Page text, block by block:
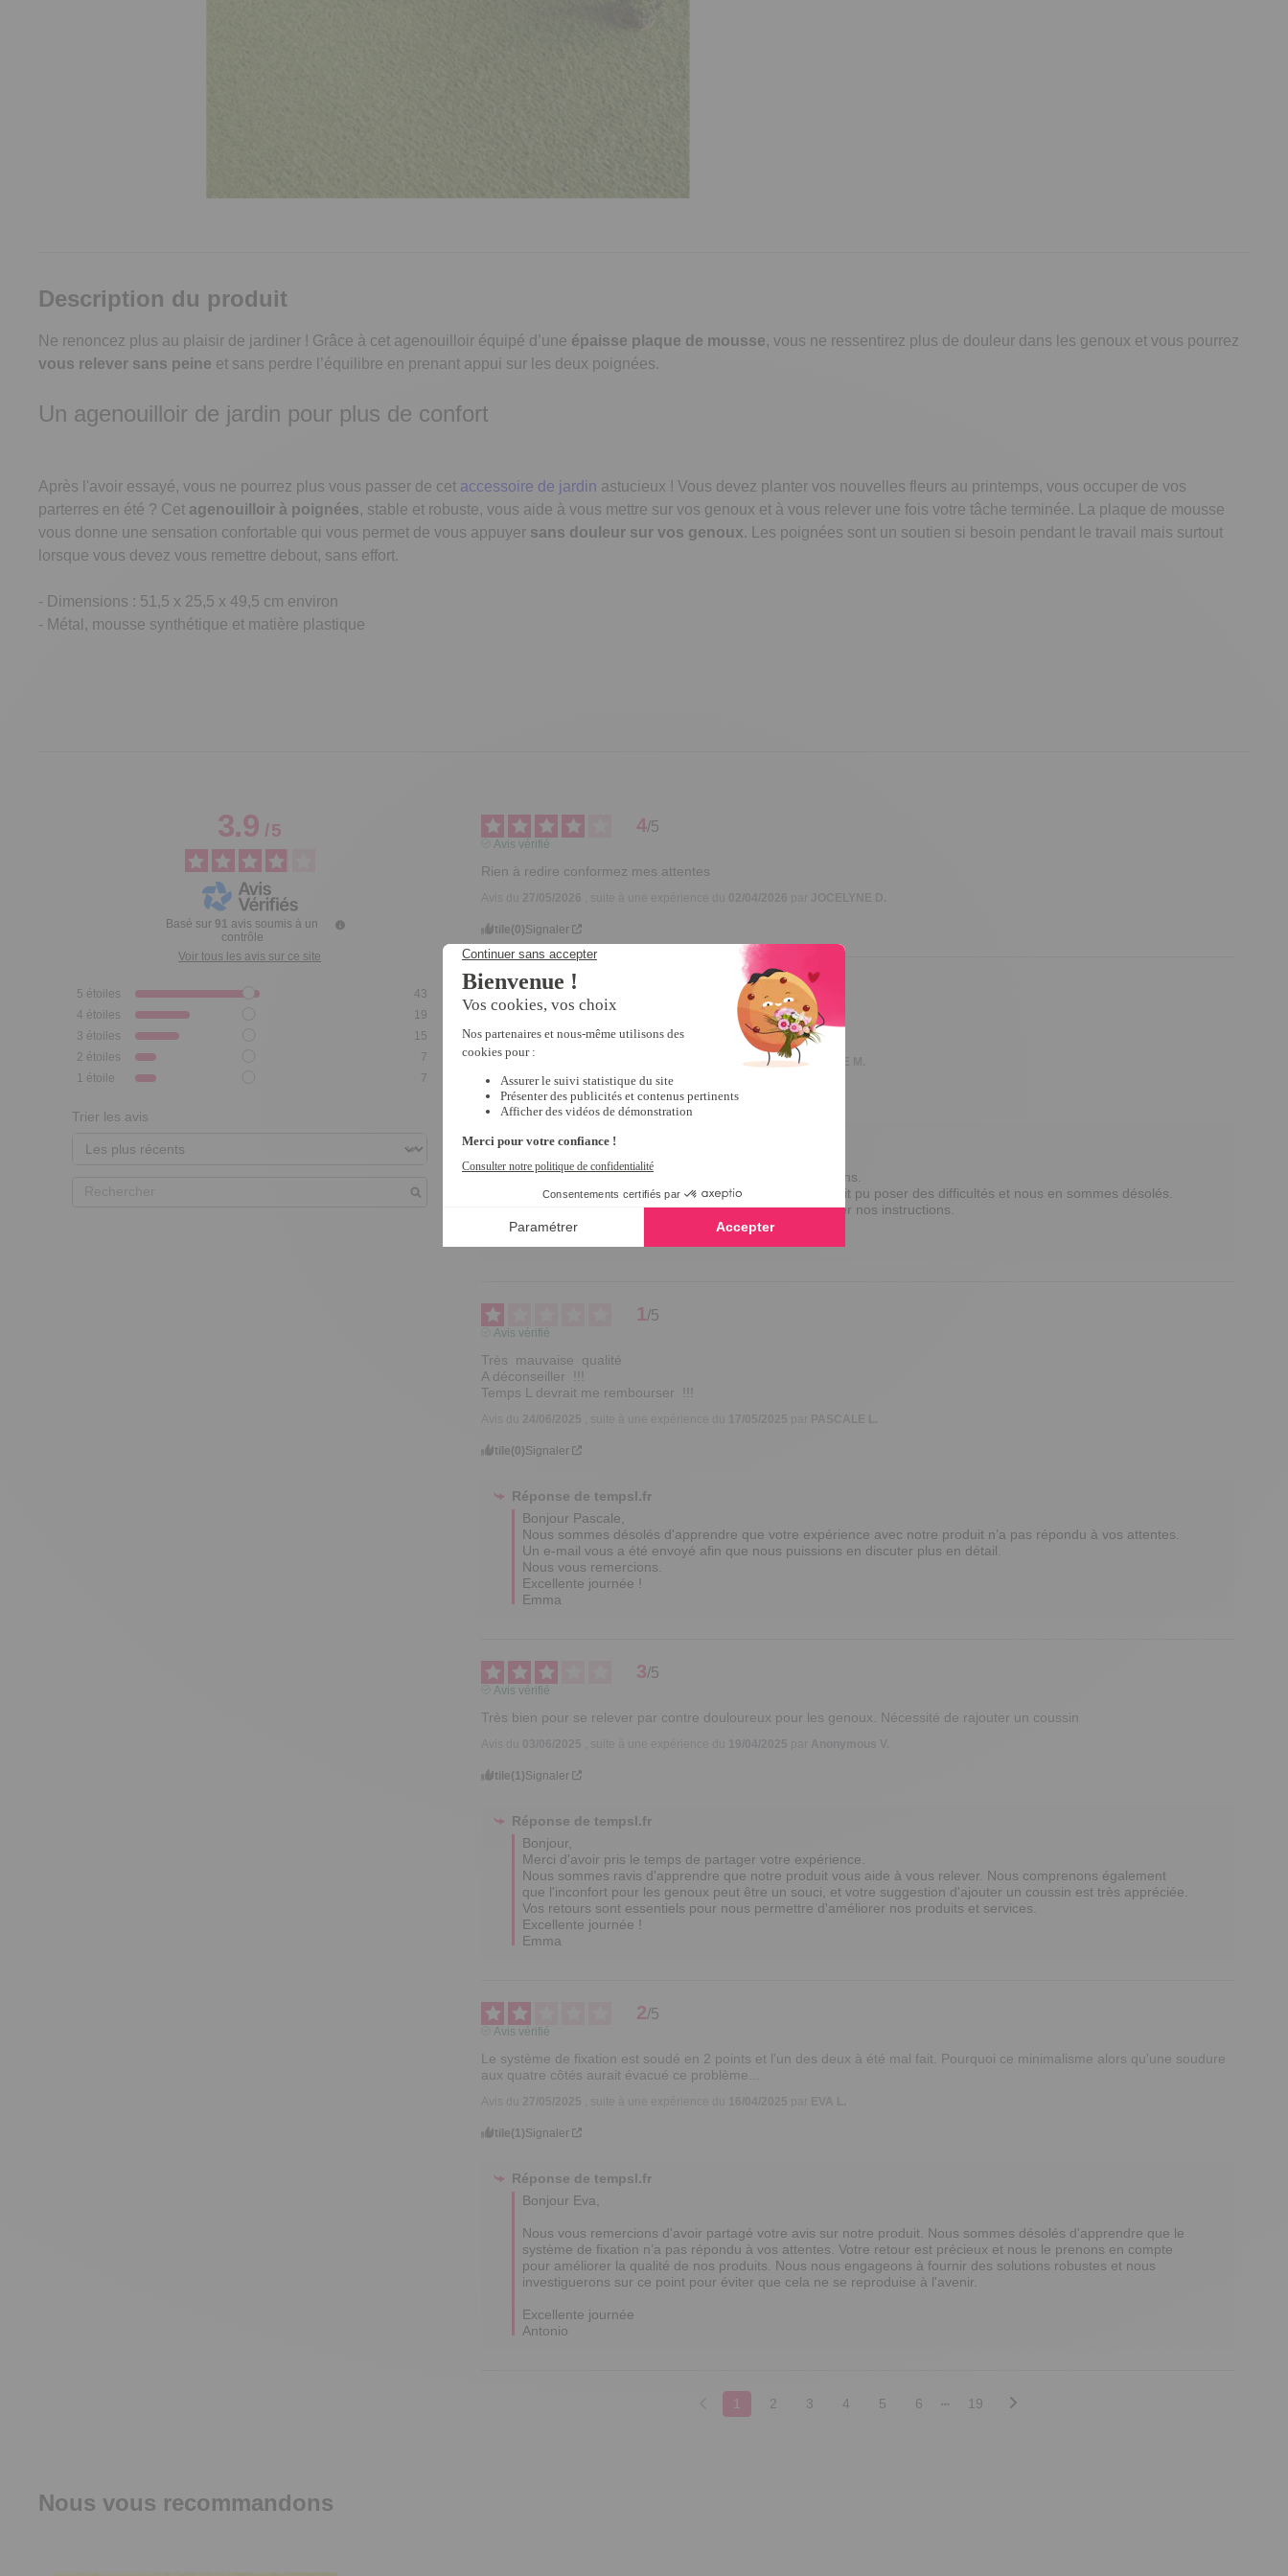
Description du produit
Ne renoncez plus au plaisir de jardiner ! Grâce à cet agenouilloir équipé d’une épaisse plaque de mousse, vous ne ressentirez plus de douleur dans les genoux et vous pourrez
vous relever sans peine et sans perdre l’équilibre en prenant appui sur les deux poignées.
Un agenouilloir de jardin pour plus de confort
Après l'avoir essayé, vous ne pourrez plus vous passer de cet accessoire de jardin astucieux ! Vous devez planter vos nouvelles fleurs au printemps, vous occuper de vos
parterres en été ? Cet agenouilloir à poignées, stable et robuste, vous aide à vous mettre sur vos genoux et à vous relever une fois votre tâche terminée. La plaque de mousse
vous donne une sensation confortable qui vous permet de vous appuyer sans douleur sur vos genoux. Les poignées sont un soutien si besoin pendant le travail mais surtout
lorsque vous devez vous remettre debout, sans effort.
- Dimensions : 51,5 x 25,5 x 49,5 cm environ
- Métal, mousse synthétique et matière plastique
3.9/5
Basé sur 91 avis soumis à un
contrôle
Voir tous les avis sur ce site
5 étoiles
43
4 étoiles
19
3 étoiles
15
2 étoiles
7
1 étoile 7
Trier les avis
4/5
Avis vérifié
Rien à redire conformez mes attentes
02/04/2026 JOCELYNE D.
Utile(0)Signaler
Avis vérifié
J'ai eu des difficultés à le monter...
Avis du 13/06/2025 par
Utile(0)Signaler
Réponse detempsl.fr
Bonjour Sylvie,
Merci d'avoir pris le temps de partager vos impressions.
Nous comprenons que le montage de notre produit ait pu poser des difficultés et nous en sommes désolés.
Vos retours sont précieux et nous aideront à améliorer nos instructions.
Excellente journée !
1/5
Avis vérifié
Très  mauvaise  qualité
A déconseiller  !!!
Temps L devrait me rembourser  !!!
24/06/2025 , suite à une expérience du 17/05/2025 PASCALE L.
Utile(0)Signaler
Réponse detempsl.fr
Bonjour Pascale,
Nous sommes désolés d'apprendre que votre expérience avec notre produit n’a pas répondu à vos attentes.
Un e-mail vous a été envoyé afin que nous puissions en discuter plus en détail.
Nous vous remercions.
Excellente journée !
Emma
3/5
Avis vérifié
Très bien pour se relever par contre douloureux pour les genoux. Nécessité de rajouter un coussin
03/06/2025 19/04/2025 Anonymous V.
Utile(1)Signaler
Réponse detempsl.fr
Bonjour,
Merci d'avoir pris le temps de partager votre expérience.
Nous sommes ravis d'apprendre que notre produit vous aide à vous relever. Nous comprenons également
que l'inconfort pour les genoux peut être un souci, et votre suggestion d'ajouter un coussin est très appréciée.
Vos retours sont essentiels pour nous permettre d'améliorer nos produits et services.
Excellente journée !
Emma
2/5
Avis vérifié
Le système de fixation est soudé en 2 points et l'un des deux à été mal fait. Pourquoi ce minimalisme alors qu'une soudure
aux quatre côtés aurait évacué ce problème...
Utile(1)Signaler
Réponse detempsl.fr
Bonjour Eva,
Nous vous remercions d'avoir partagé votre avis sur notre produit. Nous sommes désolés d'apprendre que le
système de fixation n’a pas répondu à vos attentes. Votre retour est précieux et nous le prenons en compte
pour améliorer la qualité de nos produits. Nous nous engageons à fournir des solutions robustes et nous
investiguerons sur ce point pour éviter que cela ne se reproduise à l'avenir.
Excellente journée
Antonio
1 2 3 4 5 6 19
Nous vous recommandons